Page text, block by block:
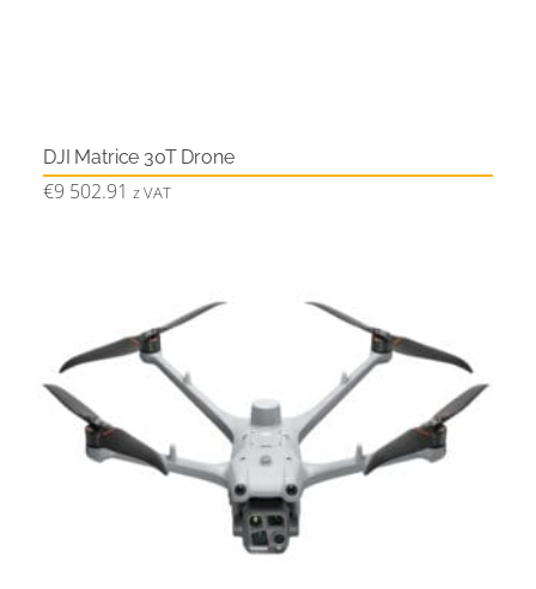
DJI Matrice 30T Drone
€9 502.91 z VAT